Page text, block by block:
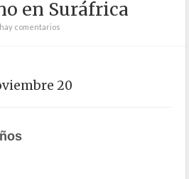
en Suráfrica
comentarios
20